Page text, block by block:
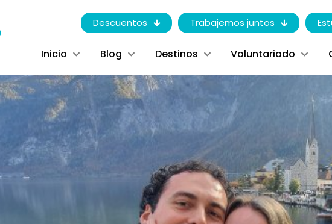
Descuentos Trabajemos juntos
Inicio Blog Destinos Voluntariado